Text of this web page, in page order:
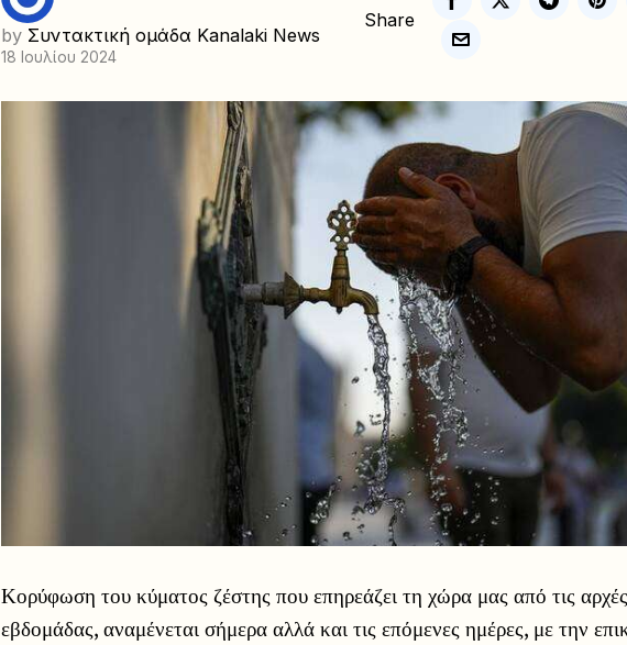
by Συντακτική ομάδα Kanalaki News
18 Ιουλίου 2024
Share
Κορύφωση του κύματος ζέστης που επηρεάζει τη χώρα μας από τις
εβδομάδας, αναμένεται σήμερα αλλά και τις επόμενες ημέρες, με την